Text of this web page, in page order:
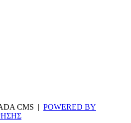
CMS | POWERED BY